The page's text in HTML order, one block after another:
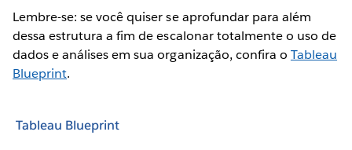
Lembre-se: se você quiser se aprofundar para além
dessa estrutura a fim de escalonar totalmente o uso de
dados e análises em sua organização, confira o Tableau
Blueprint.
Tableau Blueprint